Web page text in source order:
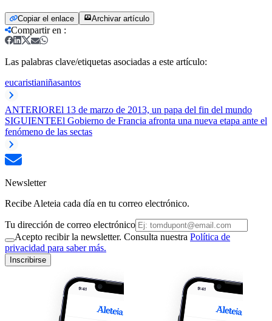
Copiar el enlace Archivar artículo
Compartir en :
Las palabras clave/etiquetas asociadas a este artículo:
eucaristianiñasantos
ANTERIOREl 13 de marzo de 2013, un papa del fin del mundo
SIGUIENTEEl Gobierno de Francia afronta una nueva etapa ante el
fenómeno de las sectas
Newsletter
Recibe Aleteia cada día en tu correo electrónico.
Tu dirección de correo electrónico
Acepto recibir la newsletter. Consulta nuestra Política de
privacidad para saber más.
Inscribirse